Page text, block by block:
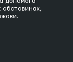
обставинах,